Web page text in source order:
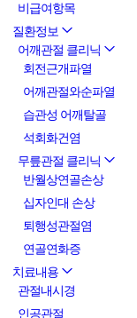
비급여항목
질환정보
어깨관절 클리닉
회전근개파열
어깨관절와순파열
습관성 어깨탈골
석회화건염
무릎관절 클리닉
반월상연골손상
십자인대 손상
퇴행성관절염
연골연화증
치료내용
관절내시경
인공관절